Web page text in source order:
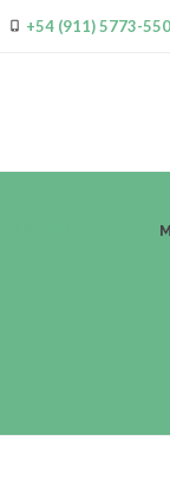
+54 (911) 5773-